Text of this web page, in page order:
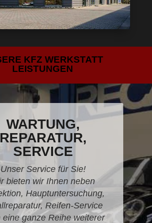
KFZ WERKSTATT
LEISTUNGEN
WARTUNG,
REPARATUR,
SERVICE
Unser Service für Sie!
bieten wir Ihnen neben
Hauptuntersuchung,
Reifen-Service
eine ganze Reihe weiterer